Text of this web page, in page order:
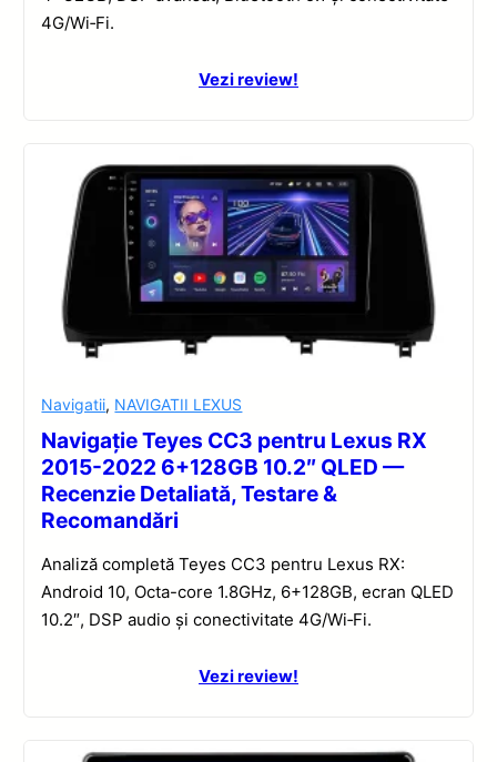
4G/Wi‑Fi.
Vezi review!
Navigatii, NAVIGATII LEXUS
Navigație Teyes CC3 pentru Lexus RX
2015-2022 6+128GB 10.2″ QLED —
Recenzie Detaliată, Testare &
Recomandări
Analiză completă Teyes CC3 pentru Lexus RX:
Android 10, Octa-core 1.8GHz, 6+128GB, ecran QLED
10.2″, DSP audio și conectivitate 4G/Wi‑Fi.
Vezi review!